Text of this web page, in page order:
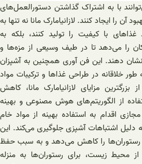
با به اشتراک گذاشتن دستورالعمل‌های
را ایجاد کنند. لازانیامارک مانا نه تنها به
با کیفیت را تولید کنند، بلکه به
را می‌دهد تا در طیف وسیعی از مزه‌ها و
دهند. این فن آوری همچنین به آشپزان
خلاقانه در طراحی غذاها و ترکیبات مواد
مزایای لازانیامارک مانا، کاهش
از الگوریتم‌های هوش مصنوعی و بهینه
اقدام به استفاده بهینه از مواد خام
دلیل اشتباهات آشپزی جلوگیری می‌کند. این
رستوران‌ها را کاهش می‌دهد و به سبب حفظ
محیط زیست، برای رستوران‌ها به منزله